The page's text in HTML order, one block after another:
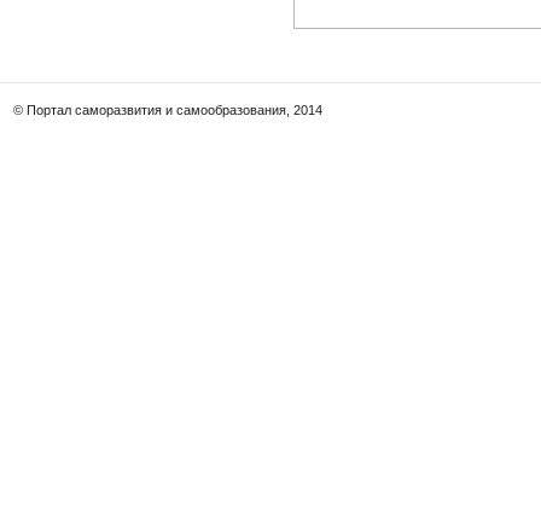
© Портал саморазвития и самообразования, 2014